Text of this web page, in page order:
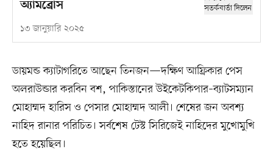
অ্যামব্রোস
১৩ জানুয়ারি ২০২৫
ডায়মন্ড ক্যাটাগরিতে আছেন তিনজন—দক্ষিণ আফ্রিকার পেস
অলরাউন্ডার করবিন বশ, পাকিস্তানের উইকেটকিপার–ব্যাটসম্যান
মোহাম্মদ হারিস ও পেসার মোহাম্মদ আলী। শেষের জন অবশ্য
নাহিদ রানার পরিচিত। সর্বশেষ টেস্ট সিরিজেই নাহিদের মুখোমুখি
হতে হয়েছিল।